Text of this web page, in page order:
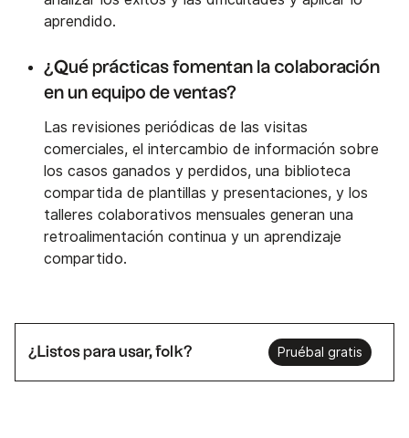
aprendido.
¿Qué prácticas fomentan la colaboración
en un equipo de ventas?
Las revisiones periódicas de las visitas
comerciales, el intercambio de información sobre
los casos ganados y perdidos, una biblioteca
compartida de plantillas y presentaciones, y los
talleres colaborativos mensuales generan una
retroalimentación continua y un aprendizaje
compartido.
¿Listos para usar, folk? Pruébal gratis